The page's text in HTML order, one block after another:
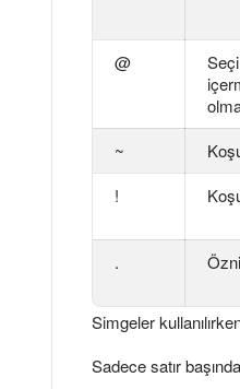
@
~
!
.
Simgeler
Sadece satır